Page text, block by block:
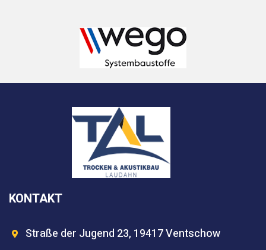
KONTAKT
Straße der Jugend 23, 19417 Ventschow